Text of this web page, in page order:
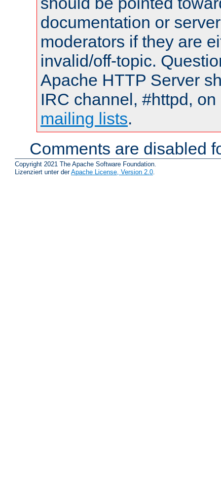
documentation or
moderators if they are
invalid/off-topic.
Apache HTTP Server
IRC channel, #httpd,
mailing lists.
Comments are disabled
Copyright 2021 The Apache Software Foundation.
Lizenziert unter derApache License, Version 2.0